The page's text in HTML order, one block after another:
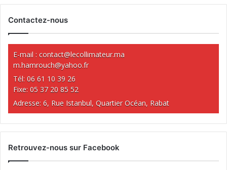
Contactez-nous
E-mail : contact@lecollimateur.ma
m.hamrouch@yahoo.fr
Tél: 06 61 10 39 26
Fixe: 05 37 20 85 52
Adresse: 6, Rue Istanbul, Quartier Océan, Rabat
Retrouvez-nous sur Facebook